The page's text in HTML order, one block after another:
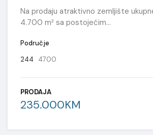
Na prodaju atraktivno zemljište
4.700 m² sa postojećim…
Područje
244
4700
PRODAJA
235.000KM